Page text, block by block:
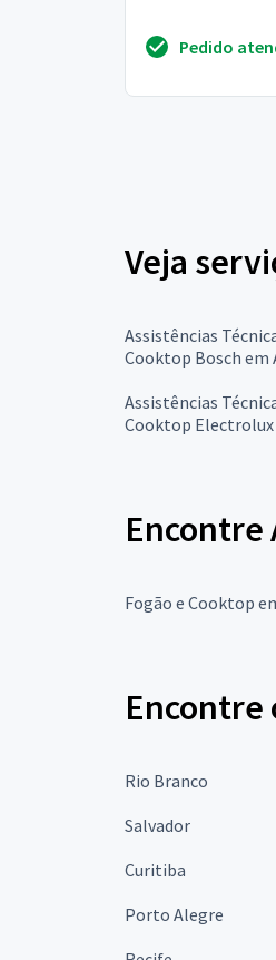
Pedido
Veja
Assistências
Cooktop Bosch em
Assistências
Cooktop Electrolux
Encontre
Fogão e Cooktop
Encontre
Rio Branco
Salvador
Curitiba
Porto Alegre